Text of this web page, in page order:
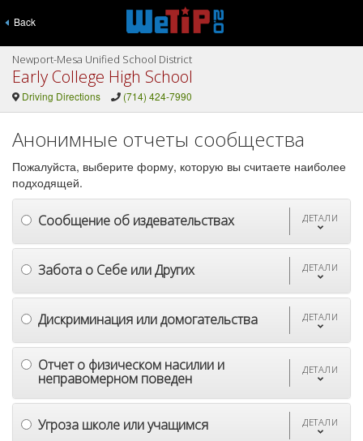
Back
Newport-Mesa Unified School District
Early College High School
Driving Directions (714) 424-7990
Анонимные отчеты сообщества
Пожалуйста, выберите форму, которую вы считаете наиболее
подходящей.
Сообщение об издевательствах ДЕТАЛИ
Забота о Себе или Других ДЕТАЛИ
Дискриминация или домогательства ДЕТАЛИ
Отчет о физическом насилии и
неправомерном поведен
ДЕТАЛИ
Угроза школе или учащимся ДЕТАЛИ